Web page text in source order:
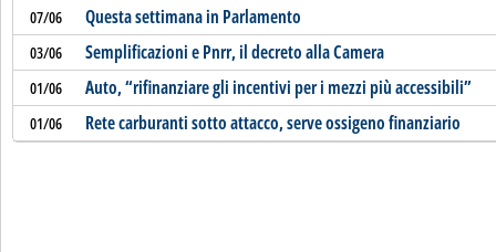
07/06 Questa settimana in Parlamento
03/06 Semplificazioni e Pnrr, il decreto alla Camera
01/06 Auto, “rifinanziare gli incentivi per i mezzi più accessibili”
01/06 Rete carburanti sotto attacco, serve ossigeno finanziario